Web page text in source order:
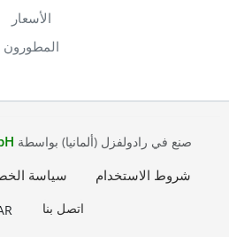
الأسعار
المطورون
صنع في رادولفزل (ألمانيا) بواسطة
شروط الاستخدام
سياسة
اتصل بنا AR